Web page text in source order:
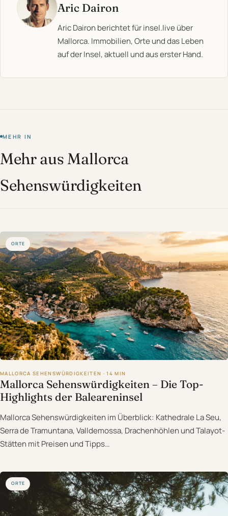
Aric Dairon
Aric Dairon berichtet für insel.live über
Mallorca. Immobilien, Orte und das Leben
auf der Insel, aktuell und aus erster Hand.
MEHR IN
Mehr aus Mallorca
Sehenswürdigkeiten
ORTE
MALLORCA SEHENSWÜRDIGKEITEN · 14 MIN
Mallorca Sehenswürdigkeiten – Die Top-
Highlights der Baleareninsel
Mallorca Sehenswürdigkeiten im Überblick: Kathedrale La Seu,
Serra de Tramuntana, Valldemossa, Drachenhöhlen und Talayot-
Stätten mit Preisen und Tipps…
ORTE